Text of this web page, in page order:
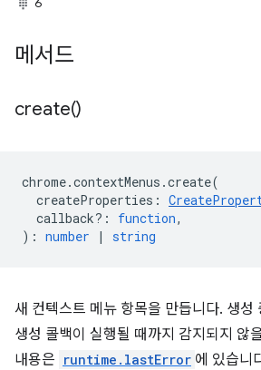
메서드
create()
chrome.contextMenus .create(
createProperties :
callback? : function,
) : number | string
새 컨텍스트 메뉴 항목을 만듭니다. 생성
생성 콜백이 실행될 때까지 감지되지 않
내용은 runtime.lastError 에 있습니